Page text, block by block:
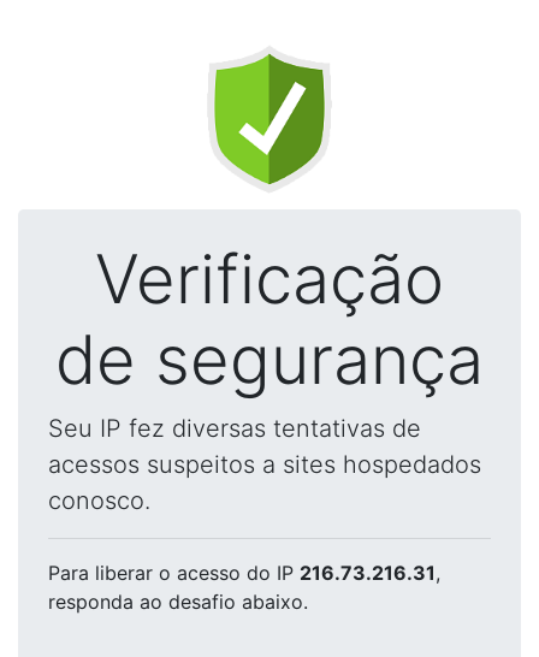
Verificação
de segurança
Seu IP fez diversas tentativas de
acessos suspeitos a sites hospedados
conosco.
Para liberar o acesso do IP 216.73.216.31,
responda ao desafio abaixo.